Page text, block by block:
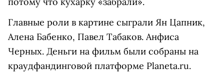
Главные роли в картине сыграли Ян Цапник,
Алена Бабенко, Павел Табаков. Анфиса
Черных. Деньги на фильм были собраны на
краудфандинговой платформе Planeta.ru.